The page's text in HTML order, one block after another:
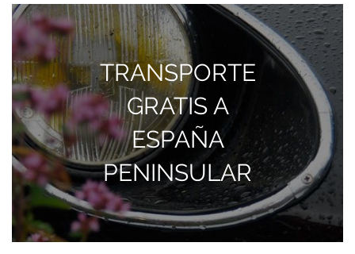
TRANSPORTE
GRATIS A
ESPAÑA
PENINSULAR